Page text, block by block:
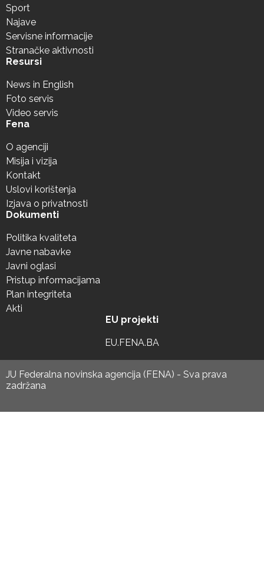
Sport
Najave
Servisne informacije
Stranačke aktivnosti
Resursi
News in English
Foto servis
Video servis
Fena
O agenciji
Misija i vizija
Kontakt
Uslovi korištenja
Izjava o privatnosti
Dokumenti
Politika kvaliteta
Javne nabavke
Javni oglasi
Pristup informacijama
Plan integriteta
Akti
EU projekti
EU.FENA.BA
JU Federalna novinska agencija (FENA) - Sva prava
zadržana